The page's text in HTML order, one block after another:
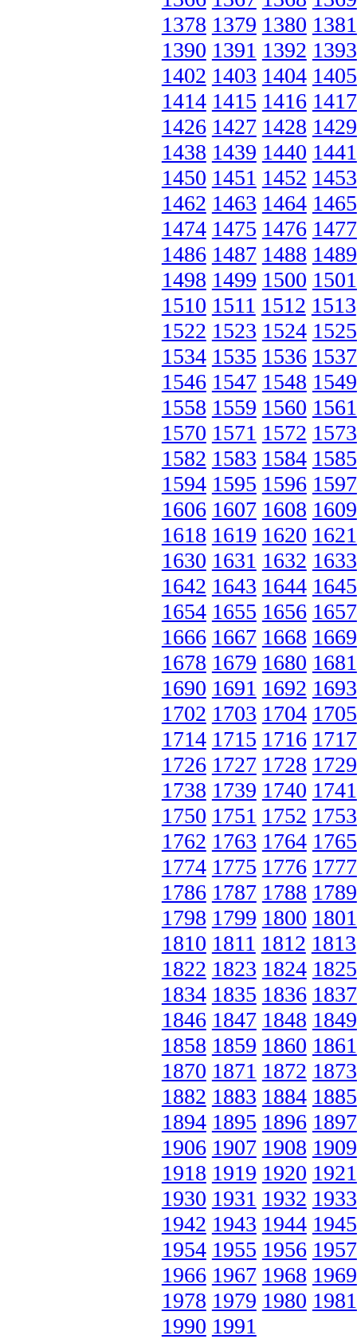
1378 1379 1380 1381
1390 1391 1392 1393
1402 1403 1404 1405
1414 1415 1416 1417
1426 1427 1428 1429
1438 1439 1440 1441
1450 1451 1452 1453
1462 1463 1464 1465
1474 1475 1476 1477
1486 1487 1488 1489
1498 1499 1500 1501
1510 1511 1512 1513
1522 1523 1524 1525
1534 1535 1536 1537
1546 1547 1548 1549
1558 1559 1560 1561
1570 1571 1572 1573
1582 1583 1584 1585
1594 1595 1596 1597
1606 1607 1608 1609
1618 1619 1620 1621
1630 1631 1632 1633
1642 1643 1644 1645
1654 1655 1656 1657
1666 1667 1668 1669
1678 1679 1680 1681
1690 1691 1692 1693
1702 1703 1704 1705
1714 1715 1716 1717
1726 1727 1728 1729
1738 1739 1740 1741
1750 1751 1752 1753
1762 1763 1764 1765
1774 1775 1776 1777
1786 1787 1788 1789
1798 1799 1800 1801
1810 1811 1812 1813
1822 1823 1824 1825
1834 1835 1836 1837
1846 1847 1848 1849
1858 1859 1860 1861
1870 1871 1872 1873
1882 1883 1884 1885
1894 1895 1896 1897
1906 1907 1908 1909
1918 1919 1920 1921
1930 1931 1932 1933
1942 1943 1944 1945
1954 1955 1956 1957
1966 1967 1968 1969
1978 1979 1980 1981
1990 1991